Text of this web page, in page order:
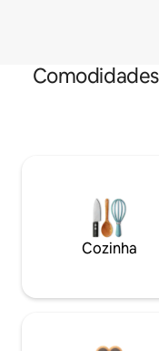
Cozinha